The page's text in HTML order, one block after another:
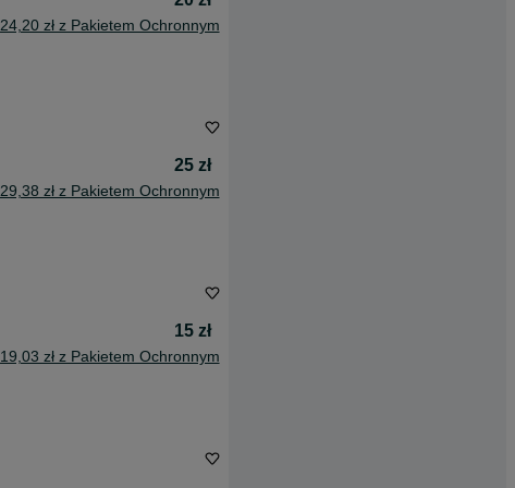
24,20 zł z Pakietem Ochronnym
25 zł
29,38 zł z Pakietem Ochronnym
15 zł
19,03 zł z Pakietem Ochronnym